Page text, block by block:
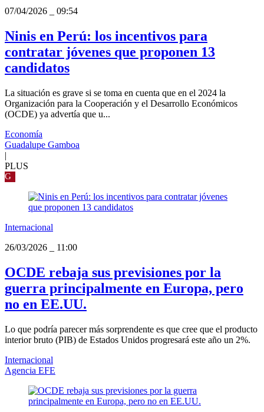
07/04/2026
09:54
Ninis en Perú: los incentivos para
contratar jóvenes que proponen 13
candidatos
La situación es grave si se toma en cuenta que en el 2024 la
Organización para la Cooperación y el Desarrollo Económicos
(OCDE) ya advertía que u...
Economía
Guadalupe Gamboa
|
PLUS
G
Internacional
26/03/2026
11:00
OCDE rebaja sus previsiones por la
guerra principalmente en Europa, pero
no en EE.UU.
Lo que podría parecer más sorprendente es que cree que el producto
interior bruto (PIB) de Estados Unidos progresará este año un 2%.
Internacional
Agencia EFE